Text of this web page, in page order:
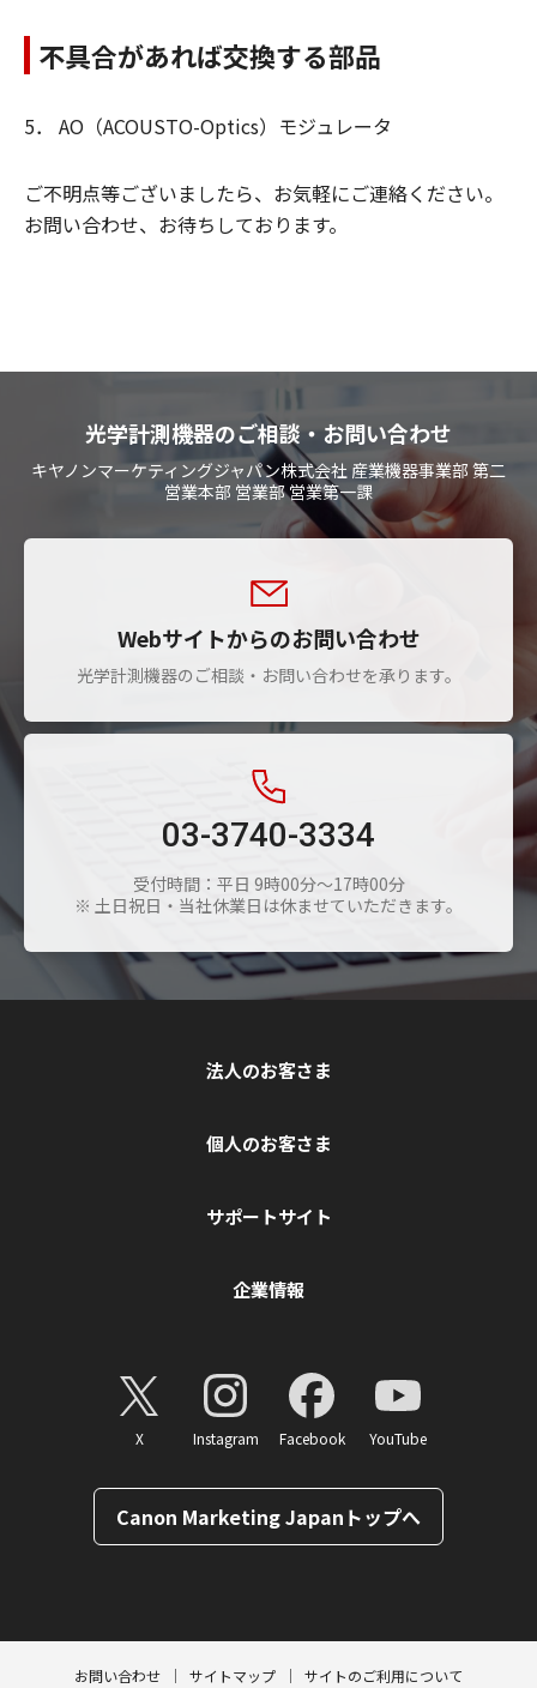
不具合があれば交換する部品
5． AO（ACOUSTO-Optics）モジュレータ
ご不明点等ございましたら、お気軽にご連絡ください。
お問い合わせ、お待ちしております。
光学計測機器のご相談・お問い合わせ
キヤノンマーケティングジャパン株式会社 産業機器事業部 第二
営業本部 営業部 営業第一課
Webサイトからのお問い合わせ
光学計測機器のご相談・お問い合わせを承ります。
03-3740-3334
受付時間：平日 9時00分～17時00分
※ 土日祝日・当社休業日は休ませていただきます。
法人のお客さま
個人のお客さま
サポートサイト
企業情報
X Instagram Facebook YouTube
Canon Marketing Japanトップへ
お問い合わせ サイトマップ サイトのご利用について